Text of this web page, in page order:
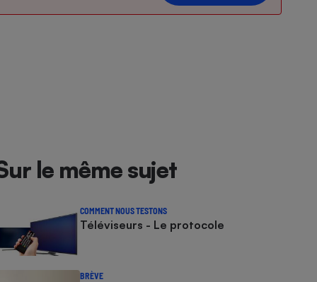
le même sujet
COMMENT NOUS TESTONS
Téléviseurs - Le protocole
BRÈVE